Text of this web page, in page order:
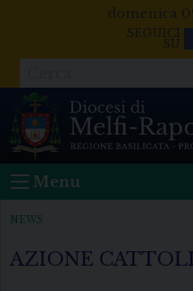
domenica
Menu
NEWS
AZIONE